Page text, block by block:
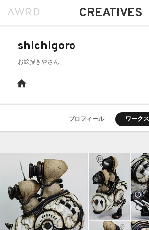
CREATIVES
shichigoro
お絵描きやさん
プロフィール ワークス